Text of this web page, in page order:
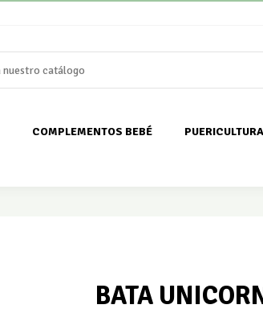
COMPLEMENTOS BEBÉ PUERICULTURA
BATA